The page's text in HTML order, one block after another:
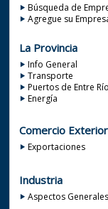
Búsqueda de
Agregue su
La Provincia
Info General
Transporte
Puertos de Entre
Energía
Comercio Exterior
Exportaciones
Industria
Aspectos Generales